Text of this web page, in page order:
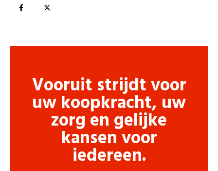
Vooruit strijdt voor
uw koopkracht, uw
zorg en gelijke
kansen voor
iedereen.